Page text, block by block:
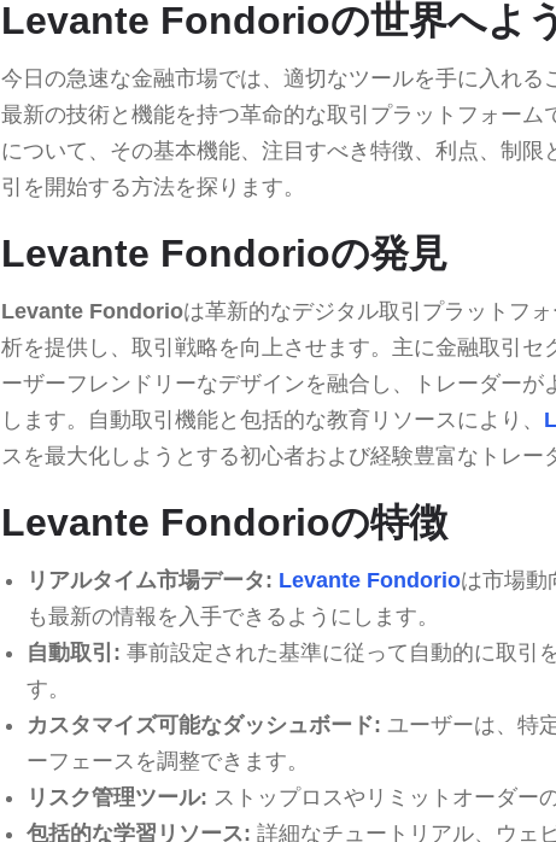
Levante Fondorioの世界へよ
今日の急速な金融市場では、適切なツールを手に入れる
最新の技術と機能を持つ革命的な取引プラットフォーム
について、その基本機能、注目すべき特徴、利点、制
引を開始する方法を探ります。
Levante Fondorioの発見
Levante Fondorioは革新的なデジタル取引プラットフ
析を提供し、取引戦略を向上させます。主に金融取引
ーザーフレンドリーなデザインを融合し、トレーダー
します。自動取引機能と包括的な教育リソースにより、
スを最大化しようとする初心者および経験豊富なトレー
Levante Fondorioの特徴
リアルタイム市場データ: Levante Fondorioは市場動
も最新の情報を入手できるようにします。
自動取引: 事前設定された基準に従って自動的に取引
す。
カスタマイズ可能なダッシュボード: ユーザーは、特
ーフェースを調整できます。
リスク管理ツール: ストップロスやリミットオーダー
包括的な学習リソース: 詳細なチュートリアル、ウェ